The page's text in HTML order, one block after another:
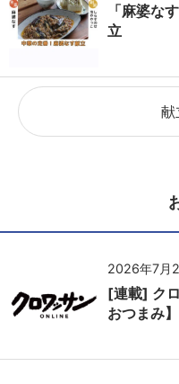
「麻婆な
立
献
2026年7月
[連載] ク
おつまみ